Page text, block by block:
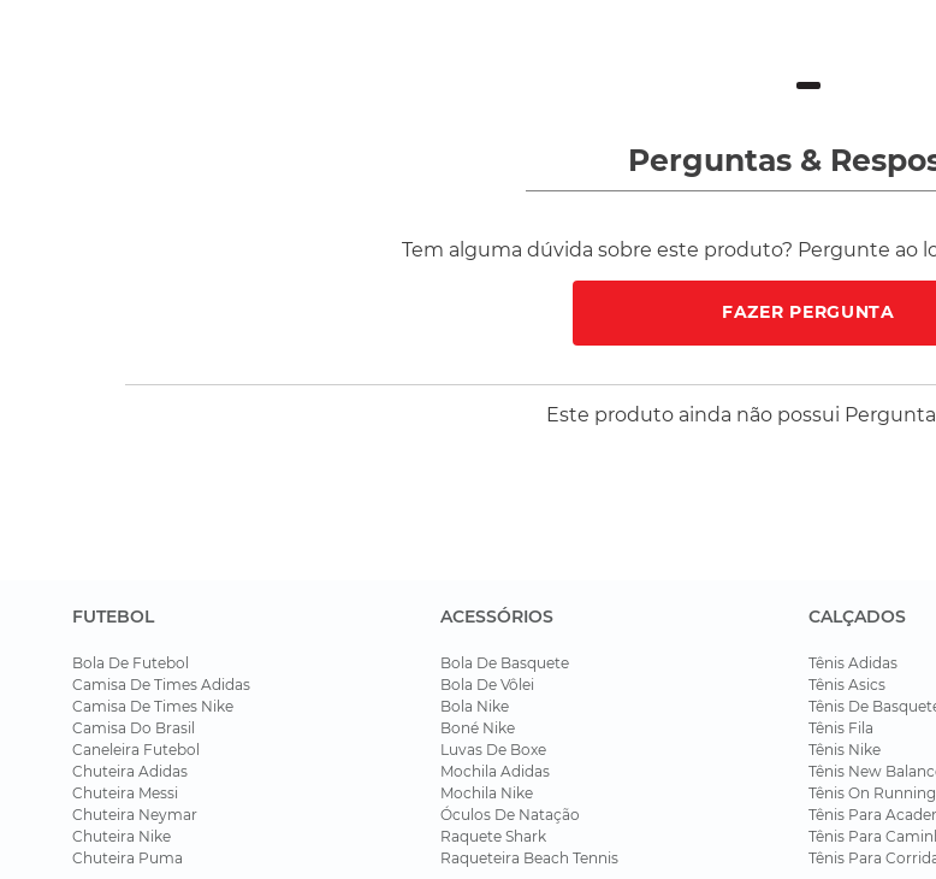
Perguntas &
Tem alguma dúvida sobre este produto? Pergunte ao
FAZER PERGUNTA
Este produto ainda não possui
FUTEBOL
Bola De Futebol
Camisa De Times Adidas
Camisa De Times Nike
Camisa Do Brasil
Caneleira Futebol
Chuteira Adidas
Chuteira Messi
Chuteira Neymar
Chuteira Nike
Chuteira Puma
ACESSÓRIOS
Bola De Basquete
Bola De Vôlei
Bola Nike
Boné Nike
Luvas De Boxe
Mochila Adidas
Mochila Nike
Óculos De Natação
Raquete Shark
Raqueteira Beach Tennis
CALÇADOS
Tênis Adidas
Tênis Asics
Tênis De
Tênis Fila
Tênis Nike
Tênis New
Tênis On Running
Tênis Para
Tênis Para
Tênis Para